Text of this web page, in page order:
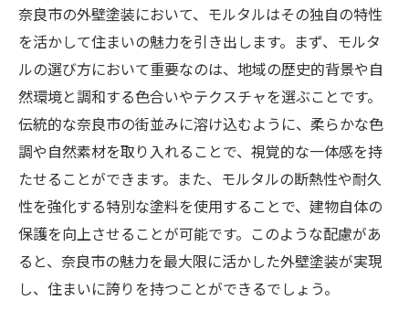
奈良市の外壁塗装において、モルタルはその独自の特性
を活かして住まいの魅力を引き出します。まず、モルタ
ルの選び方において重要なのは、地域の歴史的背景や自
然環境と調和する色合いやテクスチャを選ぶことです。
伝統的な奈良市の街並みに溶け込むように、柔らかな色
調や自然素材を取り入れることで、視覚的な一体感を持
たせることができます。また、モルタルの断熱性や耐久
性を強化する特別な塗料を使用することで、建物自体の
保護を向上させることが可能です。このような配慮があ
ると、奈良市の魅力を最大限に活かした外壁塗装が実現
し、住まいに誇りを持つことができるでしょう。